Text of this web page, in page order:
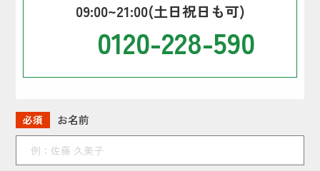
09:00~21:00(土日祝日も可)
0120-228-590
必須 お名前